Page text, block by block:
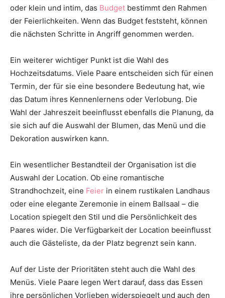
oder klein und intim, das Budget bestimmt den Rahmen
der Feierlichkeiten. Wenn das Budget feststeht, können
die nächsten Schritte in Angriff genommen werden.
Ein weiterer wichtiger Punkt ist die Wahl des
Hochzeitsdatums. Viele Paare entscheiden sich für einen
Termin, der für sie eine besondere Bedeutung hat, wie
das Datum ihres Kennenlernens oder Verlobung. Die
Wahl der Jahreszeit beeinflusst ebenfalls die Planung, da
sie sich auf die Auswahl der Blumen, das Menü und die
Dekoration auswirken kann.
Ein wesentlicher Bestandteil der Organisation ist die
Auswahl der Location. Ob eine romantische
Strandhochzeit, eine Feier in einem rustikalen Landhaus
oder eine elegante Zeremonie in einem Ballsaal – die
Location spiegelt den Stil und die Persönlichkeit des
Paares wider. Die Verfügbarkeit der Location beeinflusst
auch die Gästeliste, da der Platz begrenzt sein kann.
Auf der Liste der Prioritäten steht auch die Wahl des
Menüs. Viele Paare legen Wert darauf, dass das Essen
ihre persönlichen Vorlieben widerspiegelt und auch den